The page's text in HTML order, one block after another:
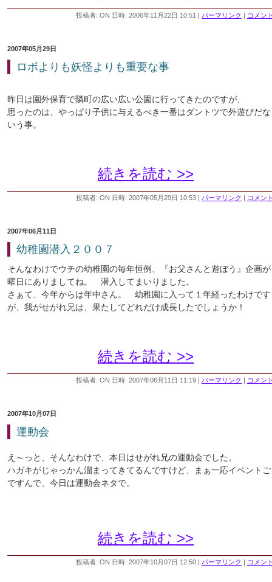
投稿者: ON 日時: 2006年11月22日 10:51 | パーマリンク | コメン
2007年05月29日
ロボよりも妖怪よりも重要な事
昨日は園外保育で隣町の広い広い公園に行ってきたのですが、
思ったのは、やっぱり子供に与えるべき一番はダントツで外遊びだ
いう事。
続きを読む >>
投稿者: ON 日時: 2007年05月29日 10:53 | パーマリンク | コメン
2007年06月11日
幼稚園潜入２００７
そんなわけでウチの幼稚園の毎年恒例、『お父さんと遊ぼう』企画
曜日にありましてね。 潜入してまいりました。
さぁて、今年からは年中さん。 幼稚園に入って１年経ったわけです
が、我がせがれ兄は、果たしてどれだけ成長したでしょうか！
続きを読む >>
投稿者: ON 日時: 2007年06月11日 11:19 | パーマリンク | コメン
2007年10月07日
運動会
え～っと、そんなわけで、本日はせがれ兄の運動会でした。
ハガキがじゃっかん溜まってきてるんですけど、まぁ一応イベント
ですんで、今日は運動会ネタで。
続きを読む >>
投稿者: ON 日時: 2007年10月07日 12:50 | パーマリンク | コメン